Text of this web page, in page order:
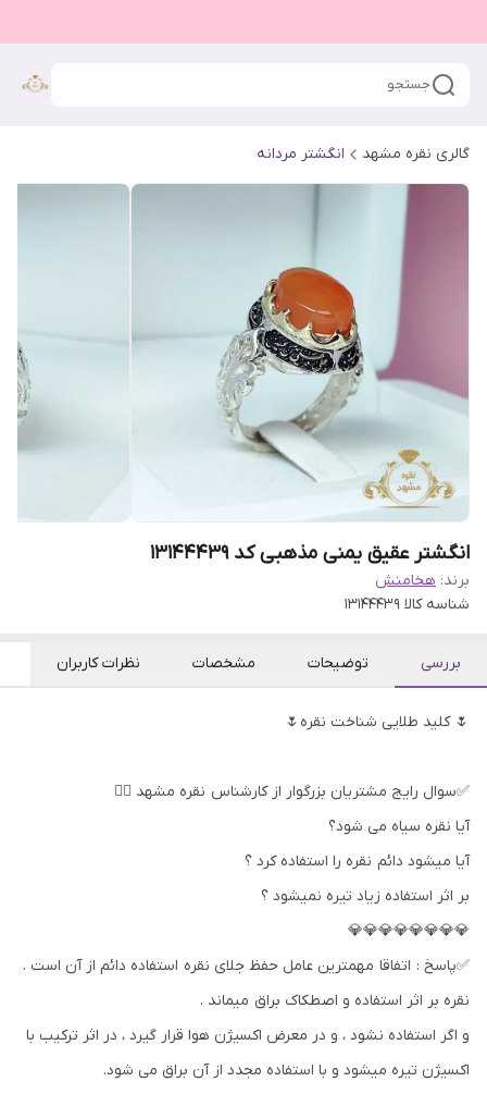
جستجو
گالری نقره مشهد انگشتر مردانه
انگشتر عقیق یمنی مذهبی کد 13144439
برند: هخامنش
شناسه کالا 13144439
بررسی توضیحات مشخصات نظرات کاربران
🌷 کلید طلایی شناخت نقره🌷
✅سوال رایج مشتریان بزرگوار از کارشناس نقره مشهد 👇🏻
آیا نقره سیاه می شود؟
آیا میشود دائم نقره را استفاده کرد ؟
بر اثر استفاده زیاد تیره نمیشود ؟
💎💎💎💎💎💎💎💎
✅پاسخ : اتفاقا مهمترین عامل حفظ جلای نقره استفاده دائم از آن است .
نقره بر اثر استفاده و اصطکاک براق میماند .
و اگر استفاده نشود ، و در معرض اکسیژن هوا قرار گیرد ، در اثر ترکیب با
اکسیژن تیره میشود و با استفاده مجدد از آن براق می شود.